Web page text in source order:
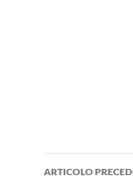
ARTICOLO